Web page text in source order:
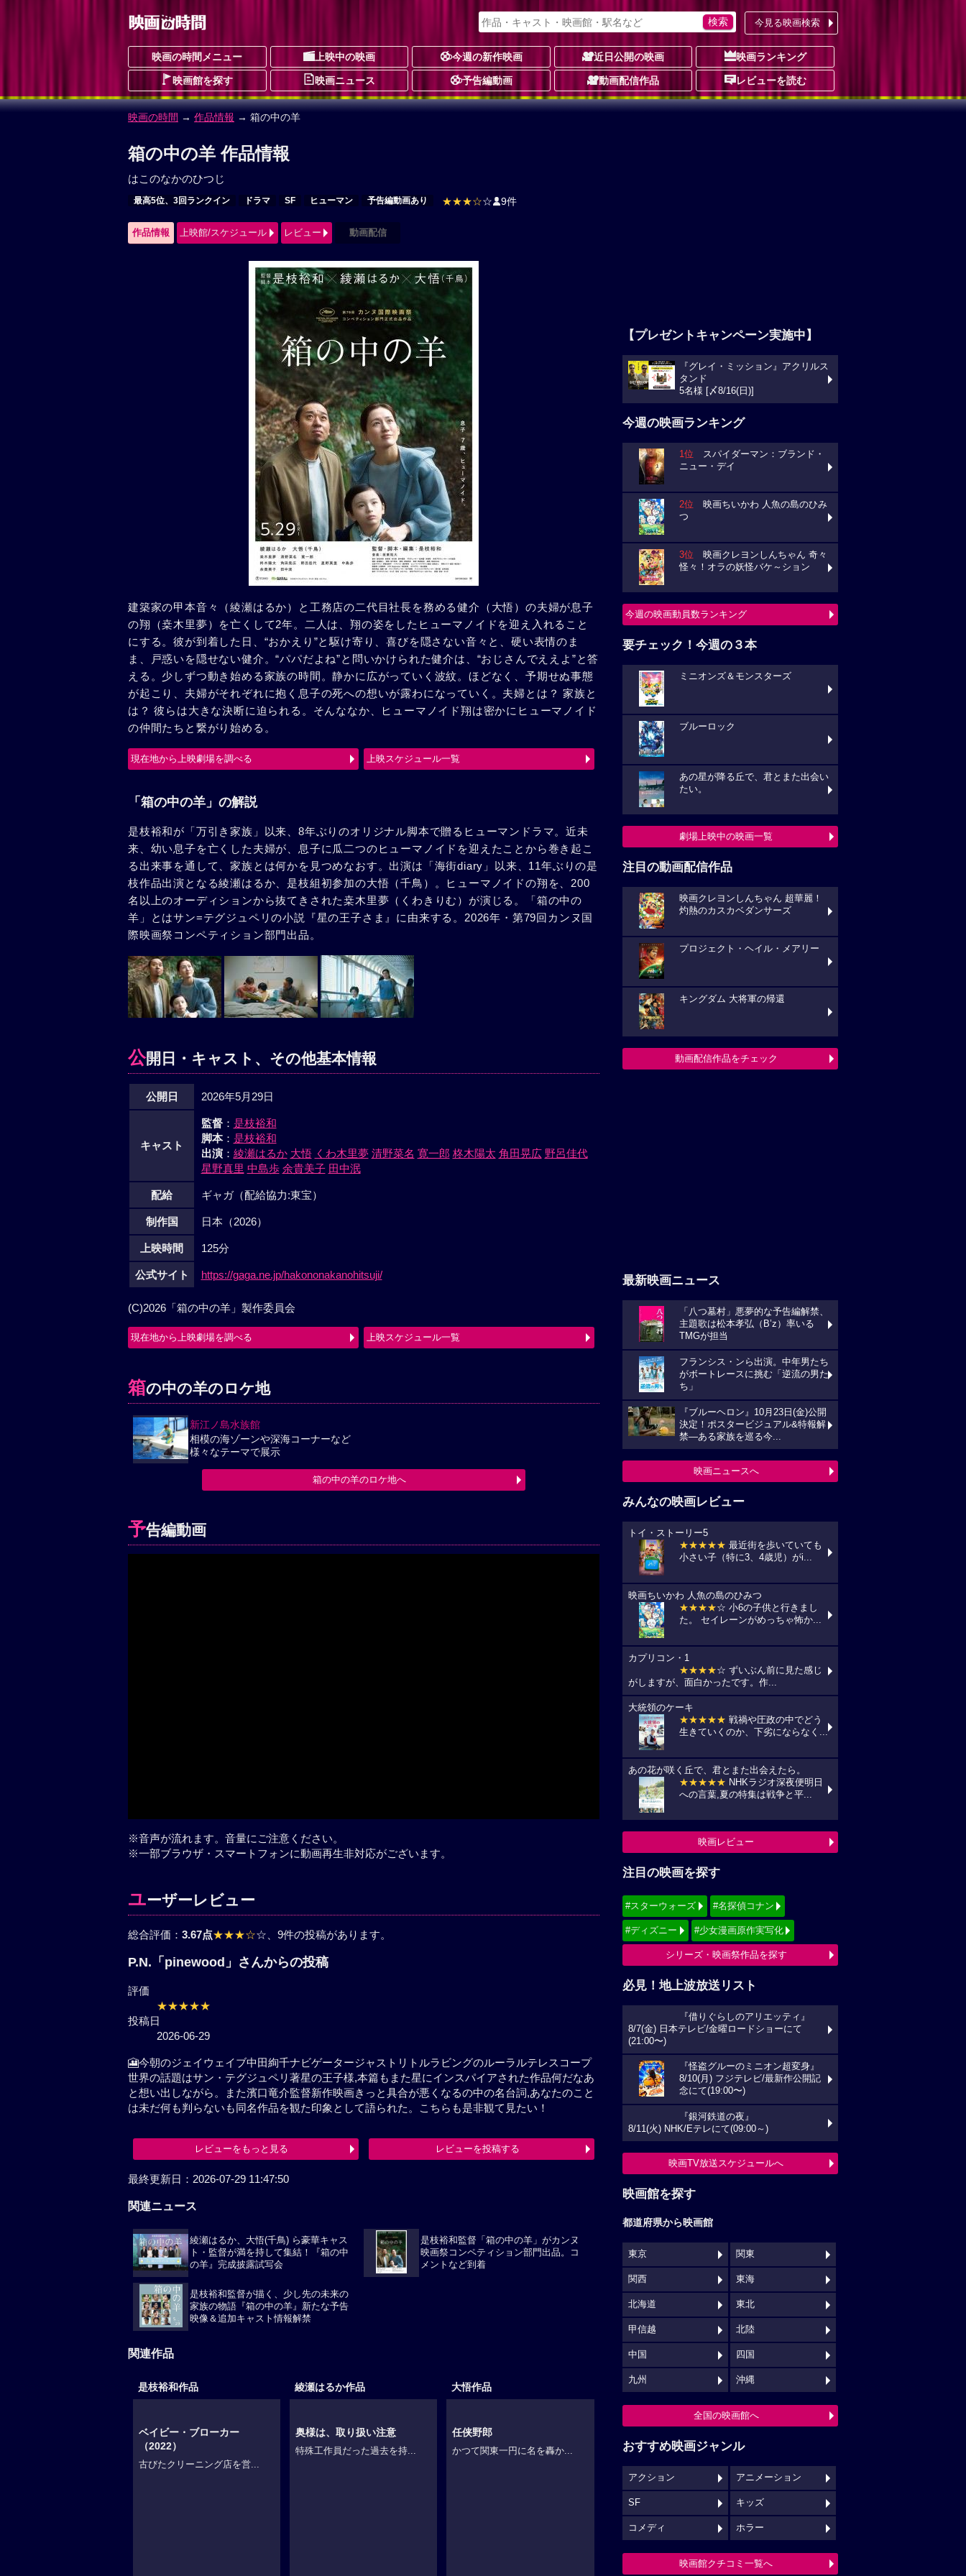
今見る映画検索
映画の時間メニュー 上映中の映画 今週の新作映画 近日公開の映画 映画ランキング
映画館を探す 映画ニュース 予告編動画 動画配信作品 レビューを読む
映画の時間 → 作品情報 → 箱の中の羊
箱の中の羊 作品情報
はこのなかのひつじ
最高5位、3回ランクイン ドラマ SF ヒューマン 予告編動画あり ★★★☆☆ 9件
作品情報 上映館/スケジュール レビュー 動画配信
建築家の甲本音々（綾瀬はるか）と工務店の二代目社長を務める健介（大悟）の夫婦が息子
の翔（桒木里夢）を亡くして2年。二人は、翔の姿をしたヒューマノイドを迎え入れること
にする。彼が到着した日、“おかえり”と駆け寄り、喜びを隠さない音々と、硬い表情のま
ま、戸惑いを隠せない健介。“パパだよね”と問いかけられた健介は、“おじさんでええよ”と答
える。少しずつ動き始める家族の時間。静かに広がっていく波紋。ほどなく、予期せぬ事態
が起こり、夫婦がそれぞれに抱く息子の死への想いが露わになっていく。夫婦とは？ 家族と
は？ 彼らは大きな決断に迫られる。そんななか、ヒューマノイド翔は密かにヒューマノイド
の仲間たちと繋がり始める。
現在地から上映劇場を調べる 上映スケジュール一覧
「箱の中の羊」の解説
是枝裕和が「万引き家族」以来、8年ぶりのオリジナル脚本で贈るヒューマンドラマ。近未
来、幼い息子を亡くした夫婦が、息子に瓜二つのヒューマノイドを迎えたことから巻き起こ
る出来事を通して、家族とは何かを見つめなおす。出演は「海街diary」以来、11年ぶりの是
枝作品出演となる綾瀬はるか、是枝組初参加の大悟（千鳥）。ヒューマノイドの翔を、200
名以上のオーディションから抜てきされた桒木里夢（くわきりむ）が演じる。「箱の中の
羊」とはサン=テグジュペリの小説『星の王子さま』に由来する。2026年・第79回カンヌ国
際映画祭コンペティション部門出品。
公開日・キャスト、その他基本情報
公開日 2026年5月29日
キャスト
監督： 是枝裕和
脚本： 是枝裕和
出演： 綾瀬はるか 大悟 くわ木里夢 清野菜名 寛一郎 柊木陽太 角田晃広 野呂佳代
星野真里 中島歩 余貴美子 田中泯
配給 ギャガ（配給協力:東宝）
制作国 日本（2026）
上映時間 125分
公式サイト https://gaga.ne.jp/hakononakanohitsuji/
(C)2026「箱の中の羊」製作委員会
現在地から上映劇場を調べる 上映スケジュール一覧
箱の中の羊のロケ地
新江ノ島水族館
相模の海ゾーンや深海コーナーなど
様々なテーマで展示
箱の中の羊のロケ地へ
予告編動画
※音声が流れます。音量にご注意ください。
※一部ブラウザ・スマートフォンに動画再生非対応がございます。
ユーザーレビュー
総合評価： 3.67点★★★☆☆ 、9件の投稿があります。
P.N.「pinewood」さんからの投稿
評価
★★★★★
投稿日
2026-06-29
🎦今朝のジェイウェイブ中田絢千ナビゲータージャストリトルラビングのルーラルテレスコープ
世界の話題はサン・テグジュペリ著星の王子様,本篇もまた星にインスパイアされた作品何だなあ
と想い出しながら。また濱口竜介監督新作映画きっと具合が悪くなるの中の名台詞,あなたのこと
は未だ何も判らないも同名作品を観た印象として語られた。こちらも是非観て見たい！
レビューをもっと見る レビューを投稿する
最終更新日：2026-07-29 11:47:50
関連ニュース
綾瀬はるか、大悟(千鳥) ら豪華キャス
ト・監督が満を持して集結！『箱の中
の羊』完成披露試写会
是枝裕和監督「箱の中の羊」がカンヌ
映画祭コンペティション部門出品。コ
メントなど到着
是枝裕和監督が描く、少し先の未来の
家族の物語『箱の中の羊』新たな予告
映像＆追加キャスト情報解禁
関連作品
是枝裕和作品 綾瀬はるか作品 大悟作品
【プレゼントキャンペーン実施中】
『グレイ・ミッション』アクリルス
タンド
5名様 [〆8/16(日)]
今週の映画ランキング
1位 スパイダーマン：ブランド・
ニュー・デイ
2位 映画ちいかわ 人魚の島のひみ
つ
3位 映画クレヨンしんちゃん 奇々
怪々！オラの妖怪バケ～ション
今週の映画動員数ランキング
要チェック！今週の３本
ミニオンズ＆モンスターズ
ブルーロック
あの星が降る丘で、君とまた出会い
たい。
劇場上映中の映画一覧
注目の動画配信作品
映画クレヨンしんちゃん 超華麗！
灼熱のカスカベダンサーズ
プロジェクト・ヘイル・メアリー
キングダム 大将軍の帰還
動画配信作品をチェック
最新映画ニュース
「八つ墓村」悪夢的な予告編解禁、
主題歌は松本孝弘（B’z）率いる
TMGが担当
フランシス・ンら出演。中年男たち
がボートレースに挑む「逆流の男た
ち」
『ブルーヘロン』10月23日(金)公開
決定！ポスタービジュアル&特報解
禁―ある家族を巡る今...
映画ニュースへ
みんなの映画レビュー
トイ・ストーリー5
★★★★★ 最近街を歩いていても
小さい子（特に3、4歳児）がi...
映画ちいかわ 人魚の島のひみつ
★★★★☆ 小6の子供と行きまし
た。 セイレーンがめっちゃ怖か...
カプリコン・1
★★★★☆ ずいぶん前に見た感じ
がしますが、面白かったです。作...
大統領のケーキ
★★★★★戦禍や圧政の中でどう
あの花が咲く丘で、君とまた出会えたら。
★★★★★NHKラジオ深夜便明日
映画レビュー
#スターウォーズ #名探偵コナン
#ディズニー #少女漫画原作実写化
シリーズ・映画祭作品を探す
『借りぐらしのアリエッティ』
ーにて(21:00〜)
『怪盗グルーのミニオン超変身』
8/10(月) フジテレビ/最新作公開記
念にて(19:00〜)
『銀河鉄道の夜』
8/11(火) NHK/Eテレにて(09:00～)
映画TV放送スケジュールへ
映画館を探す
都道府県から映画館
東京 関東
関西 東海
北海道 東北
甲信越 北陸
中国 四国
九州 沖縄
全国の映画館へ
おすすめ映画ジャンル
アクション アニメーション
SF キッズ
コメディ ホラー